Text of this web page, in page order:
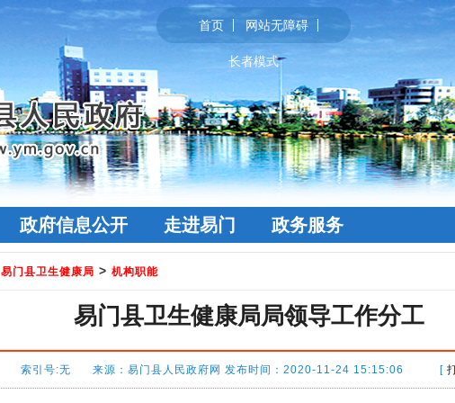
首页 网站无障碍
长者模式
政府信息公开 走进易门 政务服务
易门县卫生健康局 > 机构职能
易门县卫生健康局局领导工作分工
索引号:无 来源：易门县人民政府网 发布时间：2020-11-24 15:15:06 [